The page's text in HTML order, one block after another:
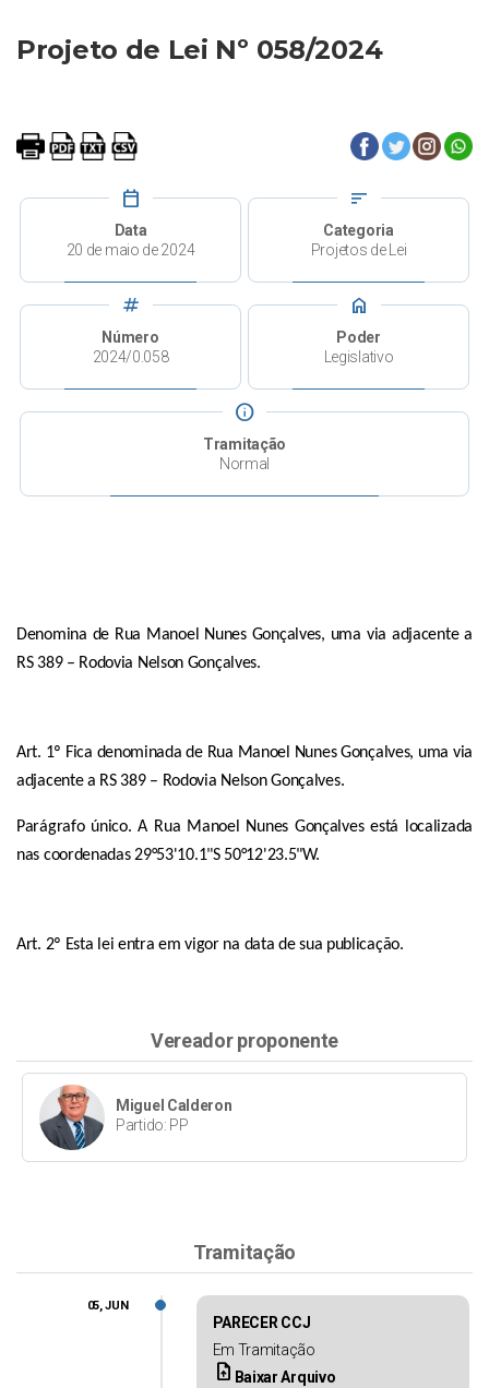
Projeto de Lei Nº 058/2024
calendar_today
Data
20 de maio de 2024
sort
Categoria
Projetos de Lei
tag
Número
2024/0.058
home
Poder
Legislativo
info
Tramitação
Normal
Denomina de Rua Manoel Nunes Gonçalves, uma via adjacente a
RS 389 – Rodovia Nelson Gonçalves.
Art. 1º Fica denominada de Rua Manoel Nunes Gonçalves, uma via
adjacente a RS 389 – Rodovia Nelson Gonçalves.
Parágrafo único. A Rua Manoel Nunes Gonçalves está localizada
nas coordenadas29°53'10.1"S 50°12'23.5"W.
Art. 2º Esta lei entra em vigor na data de sua publicação.
Vereador proponente
Miguel Calderon
Partido: PP
Tramitação
PARECER CCJ
Em Tramitação
upload_file Baixar Arquivo
05, JUN